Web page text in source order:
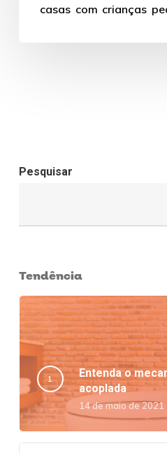
casas com crianças
Pesquisar
Tendência
Entenda o
acoplada
14 de maio de 2021